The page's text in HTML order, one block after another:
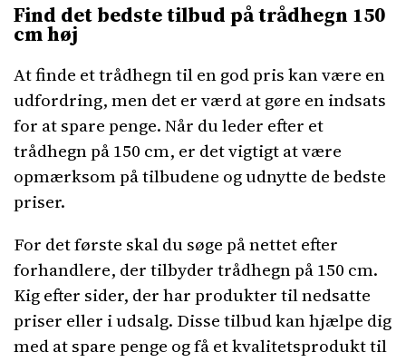
Find det bedste tilbud på trådhegn 150
cm høj
At finde et trådhegn til en god pris kan være en
udfordring, men det er værd at gøre en indsats
for at spare penge. Når du leder efter et
trådhegn på 150 cm, er det vigtigt at være
opmærksom på tilbudene og udnytte de bedste
priser.
For det første skal du søge på nettet efter
forhandlere, der tilbyder trådhegn på 150 cm.
Kig efter sider, der har produkter til nedsatte
priser eller i udsalg. Disse tilbud kan hjælpe dig
med at spare penge og få et kvalitetsprodukt til